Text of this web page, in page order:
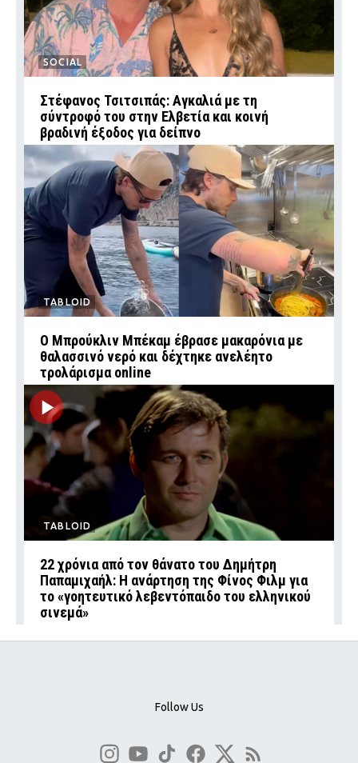
SOCIAL
Στέφανος Τσιτσιπάς: Αγκαλιά με τη
σύντροφό του στην Ελβετία και κοινή
βραδινή έξοδος για δείπνο
TABLOID
Ο Μπρούκλιν Μπέκαμ έβρασε μακαρόνια με
θαλασσινό νερό και δέχτηκε ανελέητο
τρολάρισμα online
TABLOID
22 χρόνια από τον θάνατο του Δημήτρη
Παπαμιχαήλ: Η ανάρτηση της Φίνος Φιλμ για
το «γοητευτικό λεβεντόπαιδο του ελληνικού
σινεμά»
Follow Us